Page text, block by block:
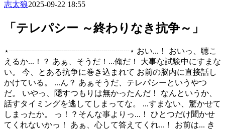
志太狼2025-09-22 18:55
「テレパシー ～終わりなき抗争～」
⋆┈┈┈┈┈┈┈┈┈┈┈┈┈┈┈⋆ おい...！ おいっ、聴こ
えるか...！？ あぁ、そうだ！...俺だ！ 大事な試験中にすまな
い。 今、とある抗争に巻き込まれて お前の脳内に直接話し
かけている。 ...ん？ あぁそうだ、テレパシーというやつ
だ。 いやっ、隠すつもりは無かったんだ！ なんというか、
話すタイミングを逃してしまってな。 ...すまない、驚かせて
しまったか。 っ！？そんな事よりっ...！ ひとつだけ聞かせ
てくれないかっ！ あぁ、心して答えてくれ...！ お前は... き